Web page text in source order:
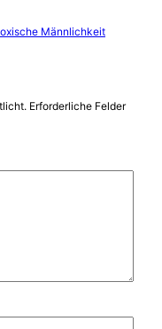
Männlichkeit
Erforderliche Felder